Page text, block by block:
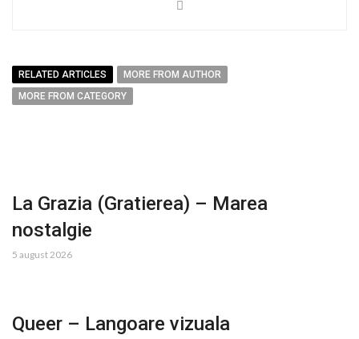
RELATED ARTICLES
MORE FROM AUTHOR
MORE FROM CATEGORY
La Grazia (Gratierea) – Marea
nostalgie
5 august 2026
Queer – Langoare vizuala